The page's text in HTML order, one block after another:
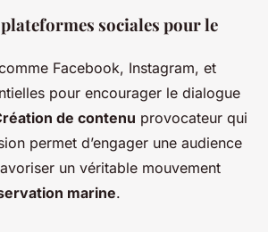
sociales pour le
Facebook, Instagram, et
pour encourager le dialogue
de contenu provocateur qui
permet d’engager une audience
un véritable mouvement
marine.